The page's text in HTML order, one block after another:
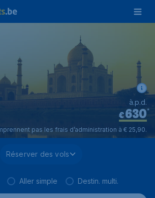
€630*
à.p.d.
pas les frais d’administration à € 25,90.
Réserver des vols
Aller simple Destin. multi.